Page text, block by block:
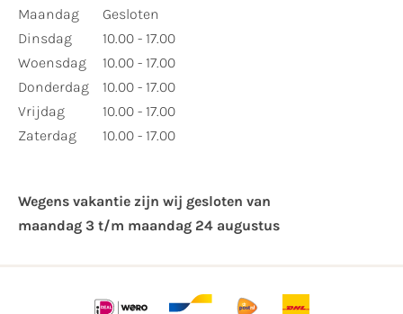
Maandag
Dinsdag
Woensdag
Donderdag
Vrijdag
Zaterdag
Gesloten
10.00 - 17.00
10.00 - 17.00
10.00 - 17.00
10.00 - 17.00
10.00 - 17.00
Wegens vakantie zijn wij gesloten van ​
maandag 3 t/m maandag 24 augustus